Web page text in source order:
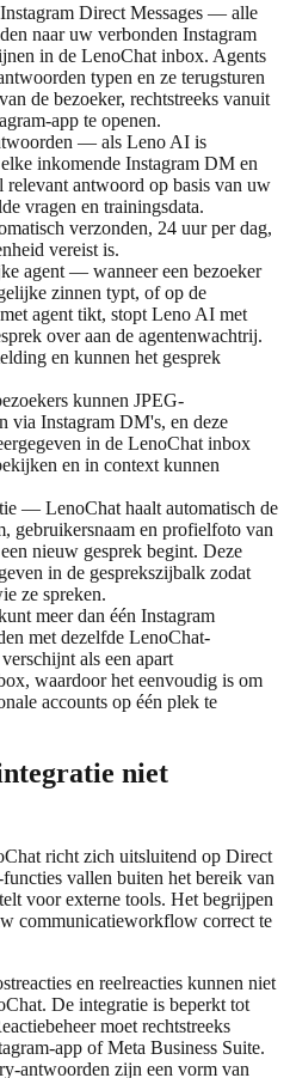
Direct Messages — alle
naar uw verbonden Instagram
in de LenoChat inbox. Agents
typen en ze terugsturen
de bezoeker, rechtstreeks vanuit
app te openen.
— als Leno AI is
inkomende Instagram DM en
relevant antwoord op basis van uw
vragen en trainingsdata.
verzonden, 24 uur per dag,
vereist is.
agent — wanneer een bezoeker
zinnen typt, of op de
agent tikt, stopt Leno AI met
over aan de agentenwachtrij.
en kunnen het gesprek
kunnen JPEG-
via Instagram DM's, en deze
in de LenoChat inbox
en in context kunnen
— LenoChat haalt automatisch de
gebruikersnaam en profielfoto van
nieuw gesprek begint. Deze
in de gesprekszijbalk zodat
ze spreken.
meer dan één Instagram
met dezelfde LenoChat-
als een apart
waardoor het eenvoudig is om
accounts op één plek te
niet
richt zich uitsluitend op Direct
vallen buiten het bereik van
voor externe tools. Het begrijpen
communicatieworkflow correct te
en reelreacties kunnen niet
De integratie is beperkt tot
moet rechtstreeks
app of Meta Business Suite.
antwoorden zijn een vorm van